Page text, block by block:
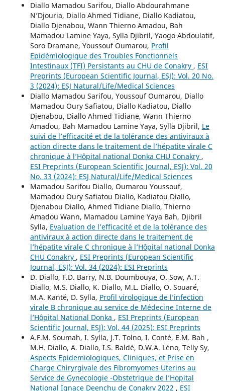
Diallo Mamadou Sarifou, Diallo Abdourahmane
N’Djouria, Diallo Ahmed Tidiane, Diallo Kadiatou,
Diallo Djenabou, Wann Thierno Amadou, Bah
Mamadou Lamine Yaya, Sylla Djibril, Yaogo Abdoulatif,
Soro Dramane, Youssouf Oumarou, Profil
Epidémiologique des Troubles Fonctionnels
Intestinaux (TFI) Persistants au CHU de Conakry , ESI
Preprints (European Scientific Journal, ESJ): Vol. 20 No.
3 (2024): ESJ Natural/Life/Medical Sciences
Diallo Mamadou Sarifou, Youssouf Oumarou, Diallo
Mamadou Oury Safiatou, Diallo Kadiatou, Diallo
Djenabou, Diallo Ahmed Tidiane, Wann Thierno
Amadou, Bah Mamadou Lamine Yaya, Sylla Djibril, Le
suivi de l’efficacité et de la tolérance des antiviraux à
action directe dans le traitement de l’hépatite virale C
chronique à l’Hôpital national Donka CHU Conakry ,
ESI Preprints (European Scientific Journal, ESJ): Vol. 20
No. 33 (2024): ESJ Natural/Life/Medical Sciences
Mamadou Sarifou Diallo, Oumarou Youssouf,
Mamadou Oury Safiatou Diallo, Kadiatou Diallo,
Djenabou Diallo, Ahmed Tidiane Diallo, Thierno
Amadou Wann, Mamadou Lamine Yaya Bah, Djibril
Sylla, Evaluation de l’efficacité et de la tolérance des
antiviraux à action directe dans le traitement de
l’hépatite virale C chronique à l’Hôpital national Donka
CHU Conakry , ESI Preprints (European Scientific
Journal, ESJ): Vol. 34 (2024): ESI Preprints
D. Diallo, F.D. Barry, N.B. Doumbouya, O. Sow, A.T.
Diallo, M.S. Diallo, K. Diallo, M.L. Diallo, O. Souaré,
M.A. Kanté, D. Sylla, Profil virologique de l’infection
virale B chronique au service de Médecine Interne de
l’Hôpital National Donka , ESI Preprints (European
Scientific Journal, ESJ): Vol. 44 (2025): ESI Preprints
A.F.M. Soumah, I. Sylla, J.T. Tolno, I. Conté, E.M. Bah ,
M.H. Diallo, A. Diallo, I.S. Baldé, D.W.A. Léno, Telly Sy,
Aspects Epidemiologiques, Cliniques, et Prise en
Charge Chiryrgivale des Fibromyomes Uterins au
Service de Gynecologie -Obstetrique de l’Hopital
National Ignace Deenchu de Conakry 2022 , ESI